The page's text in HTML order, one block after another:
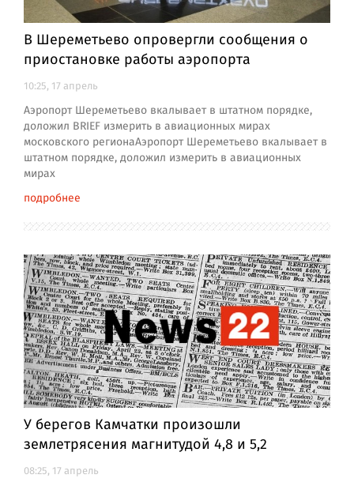
В Шереметьево опровергли сообщения о
приостановке работы аэропорта
10:25, 17 апрель
Аэропорт Шереметьево вкалывает в штатном порядке,
доложил BRIEF измерить в авиационных мирах
московского регионаАэропорт Шереметьево вкалывает в
штатном порядке, доложил измерить в авиационных
мирах
подробнее
У берегов Камчатки произошли
землетрясения магнитудой 4,8 и 5,2
08:25, 17 апрель